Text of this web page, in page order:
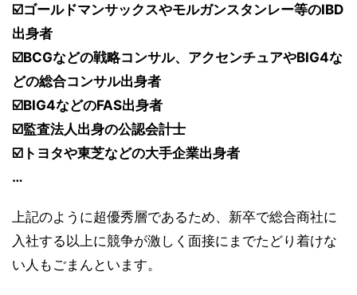
☑️ゴールドマンサックスやモルガンスタンレー等のIBD
出身者
☑️BCGなどの戦略コンサル、アクセンチュアやBIG4な
どの総合コンサル出身者
☑️BIG4などのFAS出身者
☑️監査法人出身の公認会計士
☑️トヨタや東芝などの大手企業出身者
…
上記のように超優秀層であるため、新卒で総合商社に
入社する以上に競争が激しく面接にまでたどり着けな
い人もごまんといます。